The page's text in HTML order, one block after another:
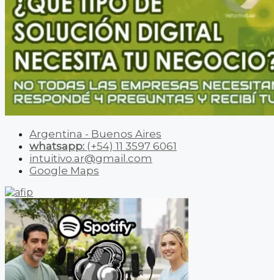
Argentina - Buenos Aires
whatsapp: (+54) 11 3597 6061
intuitivo.ar@gmail.com
Google Maps